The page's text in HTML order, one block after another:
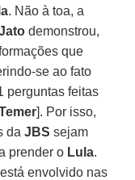
. Não à toa, a
demonstrou,
que
se ao fato
perguntas feitas
]. Por isso,
daJBS sejam
prender o Lula.
envolvido nas